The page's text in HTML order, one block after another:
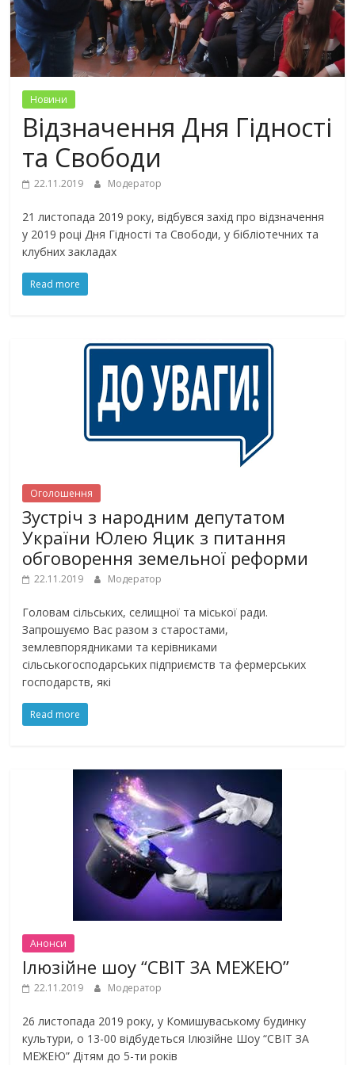
Новини
Відзначення Дня Гідності
та Свободи
22.11.2019 Модератор
21 листопада 2019 року, відбувся захід про відзначення
у 2019 році Дня Гідності та Свободи, у бібліотечних та
клубних закладах
Read more
Оголошення
Зустріч з народним депутатом
України Юлею Яцик з питання
обговорення земельної реформи
22.11.2019 Модератор
Головам сільських, селищної та міської ради.
Запрошуємо Вас разом з старостами,
землевпорядниками та керівниками
сільськогосподарських підприємств та фермерських
господарств, які
Read more
Анонси
Ілюзійне шоу “СВІТ ЗА МЕЖЕЮ”
22.11.2019 Модератор
26 листопада 2019 року, у Комишуваському будинку
культури, о 13-00 відбудеться Ілюзійне Шоу “СВІТ ЗА
МЕЖЕЮ” Дітям до 5-ти років